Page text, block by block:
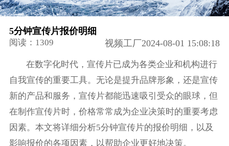
5分钟宣传片报价明细
阅读：1309 视频工厂2024-08-01 15:08:18
在数字化时代，宣传片已成为各类企业和机构进行
自我宣传的重要工具。无论是提升品牌形象，还是宣传
新的产品和服务，宣传片都能迅速吸引受众的眼球，但
在制作宣传片时，价格常常成为企业决策时的重要考虑
因素。本文将详细分析5分钟宣传片的报价明细，以及
影响报价的各项因素，以帮助企业更好地决策。